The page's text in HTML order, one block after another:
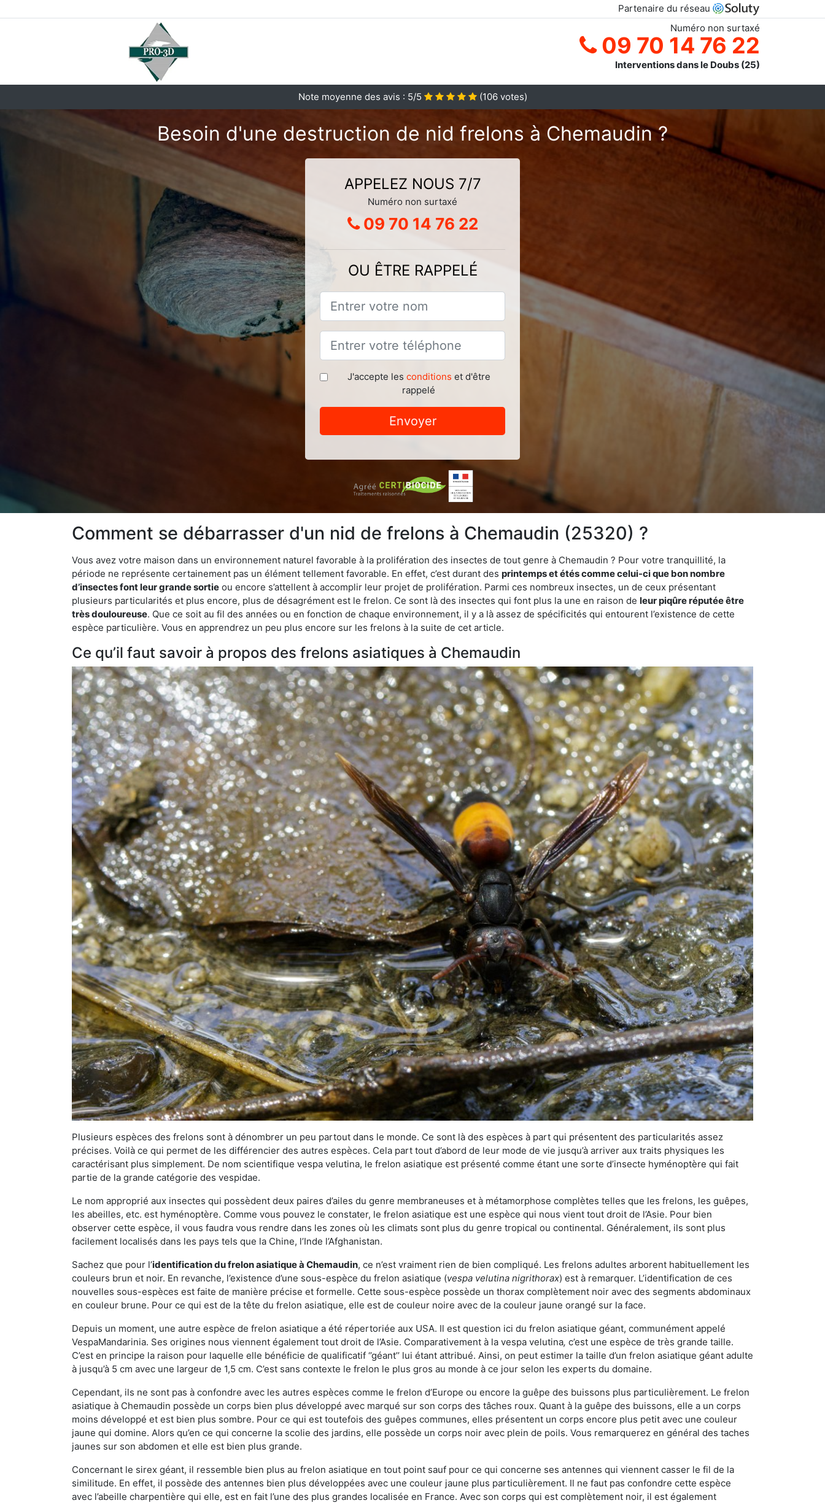
Partenaire du réseau
Numéro non surtaxé
09 70 14 76 22
Interventions dans le Doubs (25)
Note moyenne des avis : 5/5 (106votes)
Besoin d'une destruction de nid frelons à Chemaudin ?
APPELEZ NOUS 7/7
Numéro non surtaxé
09 70 14 76 22
OU ÊTRE RAPPELÉ
J'accepte les conditions et d'être
rappelé
Envoyer
Comment se débarrasser d'un nid de frelons à Chemaudin (25320) ?
Vous avez votre maison dans un environnement naturel favorable à la prolifération des insectes de tout genre à Chemaudin ? Pour votre tranquillité, la
période ne représente certainement pas un élément tellement favorable. En effet, c’est durant des printemps et étés comme celui-ci que bon nombre
d’insectes font leur grande sortie ou encore s’attellent à accomplir leur projet de prolifération. Parmi ces nombreux insectes, un de ceux présentant
plusieurs particularités et plus encore, plus de désagrément est le frelon. Ce sont là des insectes qui font plus la une en raison de leur piqûre réputée être
très douloureuse. Que ce soit au fil des années ou en fonction de chaque environnement, il y a là assez de spécificités qui entourent l’existence de cette
espèce particulière. Vous en apprendrez un peu plus encore sur les frelons à la suite de cet article.
Ce qu’il faut savoir à propos des frelons asiatiques à Chemaudin
Plusieurs espèces des frelons sont à dénombrer un peu partout dans le monde. Ce sont là des espèces à part qui présentent des particularités assez
précises. Voilà ce qui permet de les différencier des autres espèces. Cela part tout d’abord de leur mode de vie jusqu’à arriver aux traits physiques les
caractérisant plus simplement. De nom scientifique vespa velutina, le frelon asiatique est présenté comme étant une sorte d’insecte hyménoptère qui fait
partie de la grande catégorie des vespidae.
Le nom approprié aux insectes qui possèdent deux paires d’ailes du genre membraneuses et à métamorphose complètes telles que les frelons, les guêpes,
les abeilles, etc. est hyménoptère. Comme vous pouvez le constater, le frelon asiatique est une espèce qui nous vient tout droit de l’Asie. Pour bien
observer cette espèce, il vous faudra vous rendre dans les zones où les climats sont plus du genre tropical ou continental. Généralement, ils sont plus
facilement localisés dans les pays tels que la Chine, l’Inde l’Afghanistan.
Sachez que pour l’identification du frelon asiatiqueà Chemaudin, ce n’est vraiment rien de bien compliqué. Les frelons adultes arborent habituellement les
couleurs brun et noir. En revanche, l’existence d’une sous-espèce du frelon asiatique (vespa velutina nigrithorax) est à remarquer. L’identification de ces
nouvelles sous-espèces est faite de manière précise et formelle. Cette sous-espèce possède un thorax complètement noir avec des segments abdominaux
en couleur brune. Pour ce qui est de la tête du frelon asiatique, elle est de couleur noire avec de la couleur jaune orangé sur la face.
Depuis un moment, une autre espèce de frelon asiatique a été répertoriée aux USA. Il est question ici du frelon asiatique géant, communément appelé
VespaMandarinia. Ses origines nous viennent également tout droit de l’Asie. Comparativement à la vespa velutina, c’est une espèce de très grande taille.
C’est en principe la raison pour laquelle elle bénéficie de qualificatif ‘’géant’’ lui étant attribué. Ainsi, on peut estimer la taille d’un frelon asiatique géant adulte
à jusqu’à 5 cm avec une largeur de 1,5 cm. C’est sans contexte le frelon le plus gros au monde à ce jour selon les experts du domaine.
Cependant, ils ne sont pas à confondre avec les autres espèces comme le frelon d’Europe ou encore la guêpe des buissons plus particulièrement. Le frelon
asiatique à Chemaudin possède un corps bien plus développé avec marqué sur son corps des tâches roux. Quant à la guêpe des buissons, elle a un corps
moins développé et est bien plus sombre. Pour ce qui est toutefois des guêpes communes, elles présentent un corps encore plus petit avec une couleur
jaune qui domine. Alors qu’en ce qui concerne la scolie des jardins, elle possède un corps noir avec plein de poils. Vous remarquerez en général des taches
jaunes sur son abdomen et elle est bien plus grande.
Concernant le sirex géant, il ressemble bien plus au frelon asiatique en tout point sauf pour ce qui concerne ses antennes qui viennent casser le fil de la
similitude. En effet, il possède des antennes bien plus développées avec une couleur jaune plus particulièrement. Il ne faut pas confondre cette espèce
avec l’abeille charpentière qui elle, est en fait l’une des plus grandes localisée en France. Avec son corps qui est complètement noir, il est également